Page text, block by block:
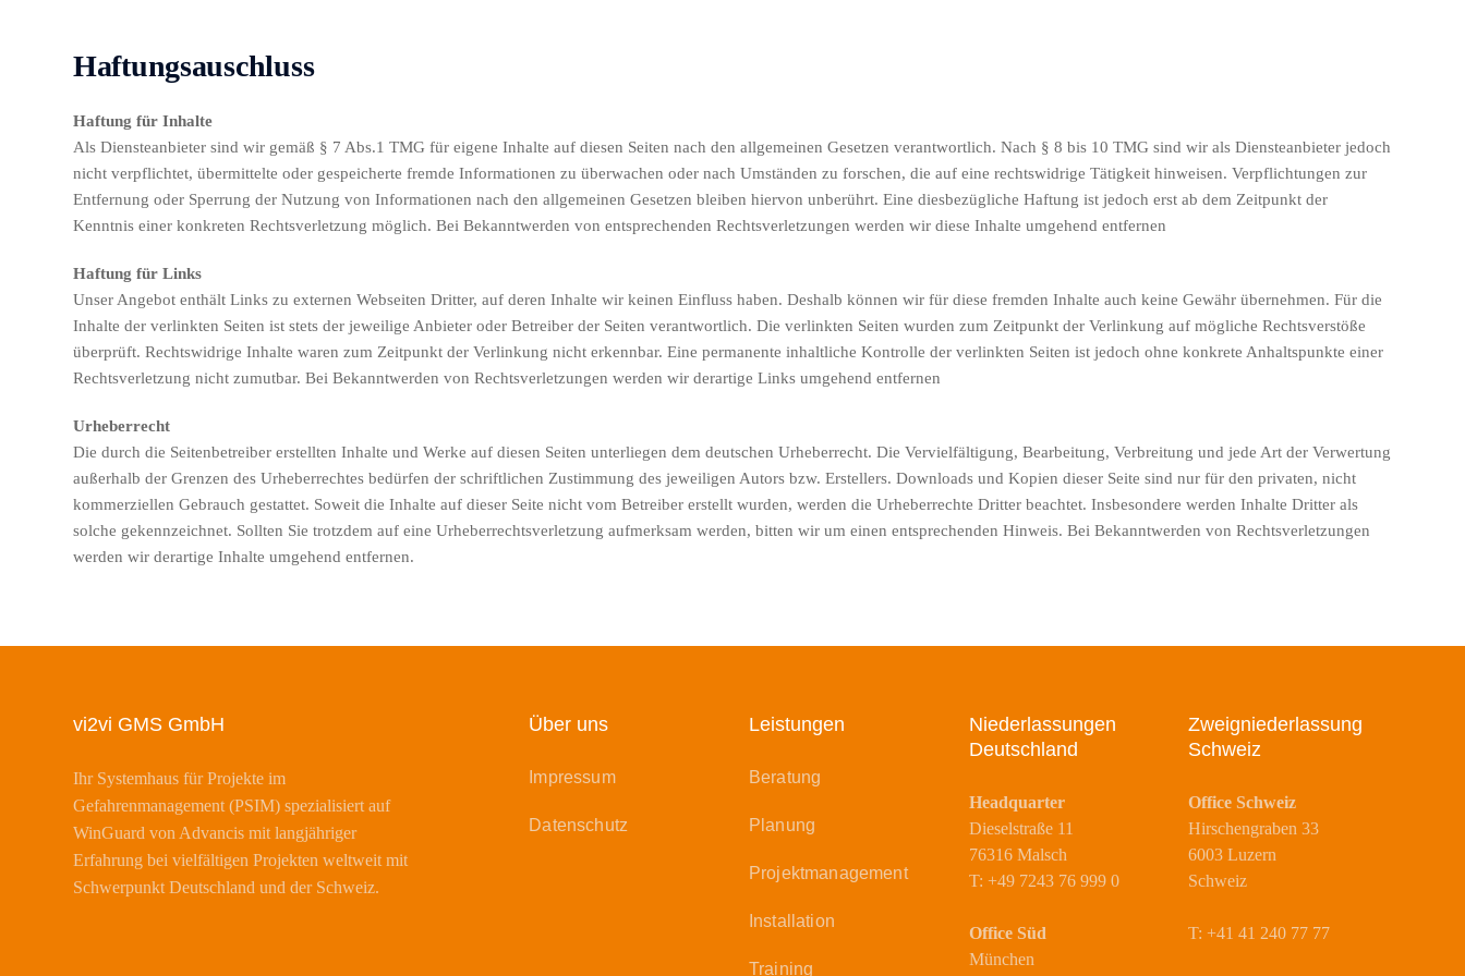
Haftungsauschluss
Haftung für Inhalte
Als Diensteanbieter sind wir gemäß § 7 Abs.1 TMG für eigene Inhalte auf diesen Seiten nach den allgemeinen Gesetzen verantwortlich. Nach § 8 bis 10 TMG sind wir als Diensteanbieter jedoch
nicht verpflichtet, übermittelte oder gespeicherte fremde Informationen zu überwachen oder nach Umständen zu forschen, die auf eine rechtswidrige Tätigkeit hinweisen. Verpflichtungen zur
Entfernung oder Sperrung der Nutzung von Informationen nach den allgemeinen Gesetzen bleiben hiervon unberührt. Eine diesbezügliche Haftung ist jedoch erst ab dem Zeitpunkt der
Kenntnis einer konkreten Rechtsverletzung möglich. Bei Bekanntwerden von entsprechenden Rechtsverletzungen werden wir diese Inhalte umgehend entfernen
Haftung für Links
Unser Angebot enthält Links zu externen Webseiten Dritter, auf deren Inhalte wir keinen Einfluss haben. Deshalb können wir für diese fremden Inhalte auch keine Gewähr übernehmen. Für die
Inhalte der verlinkten Seiten ist stets der jeweilige Anbieter oder Betreiber der Seiten verantwortlich. Die verlinkten Seiten wurden zum Zeitpunkt der Verlinkung auf mögliche Rechtsverstöße
überprüft. Rechtswidrige Inhalte waren zum Zeitpunkt der Verlinkung nicht erkennbar. Eine permanente inhaltliche Kontrolle der verlinkten Seiten ist jedoch ohne konkrete Anhaltspunkte einer
Rechtsverletzung nicht zumutbar. Bei Bekanntwerden von Rechtsverletzungen werden wir derartige Links umgehend entfernen
Urheberrecht
Die durch die Seitenbetreiber erstellten Inhalte und Werke auf diesen Seiten unterliegen dem deutschen Urheberrecht. Die Vervielfältigung, Bearbeitung, Verbreitung und jede Art der Verwertung
außerhalb der Grenzen des Urheberrechtes bedürfen der schriftlichen Zustimmung des jeweiligen Autors bzw. Erstellers. Downloads und Kopien dieser Seite sind nur für den privaten, nicht
kommerziellen Gebrauch gestattet. Soweit die Inhalte auf dieser Seite nicht vom Betreiber erstellt wurden, werden die Urheberrechte Dritter beachtet. Insbesondere werden Inhalte Dritter als
solche gekennzeichnet. Sollten Sie trotzdem auf eine Urheberrechtsverletzung aufmerksam werden, bitten wir um einen entsprechenden Hinweis. Bei Bekanntwerden von Rechtsverletzungen
werden wir derartige Inhalte umgehend entfernen.
vi2vi GMS GmbH
Ihr Systemhaus für Projekte im
Gefahrenmanagement (PSIM) spezialisiert auf
WinGuard von Advancis mit langjähriger
Erfahrung bei vielfältigen Projekten weltweit mit
Schwerpunkt Deutschland und der Schweiz.
Über uns
Impressum
Datenschutz
Leistungen
Beratung
Planung
Projektmanagement
Installation
Training
Niederlassungen
Deutschland
Headquarter
Dieselstraße 11
76316 Malsch
T: +49 7243 76 999 0
Office Süd
München
Zweigniederlassung
Schweiz
Office Schweiz
Hirschengraben 33
6003 Luzern
Schweiz
T: +41 41 240 77 77